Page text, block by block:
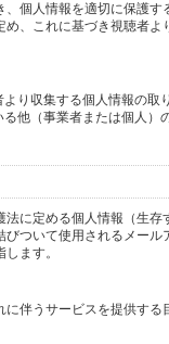
個人情報を適切に保護
、これに基づき視聴者よ
り収集する個人情報の取
他（事業者または個人）
に定める個人情報（生
ついて使用されるメー
ます。
伴うサービスを提供する